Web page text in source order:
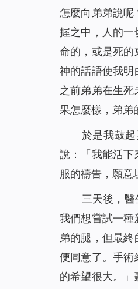
怎麼向弟弟說呢
握之中，人的一
命的，或是死的
神的話語使我明
之前弟弟在生
果怎麼樣，弟弟
於是我鼓
說：「我能活
服的禱告，願意
三天後，
我們想嘗試一種
弟的腿，但最
便同意了。手術
的希望很大。